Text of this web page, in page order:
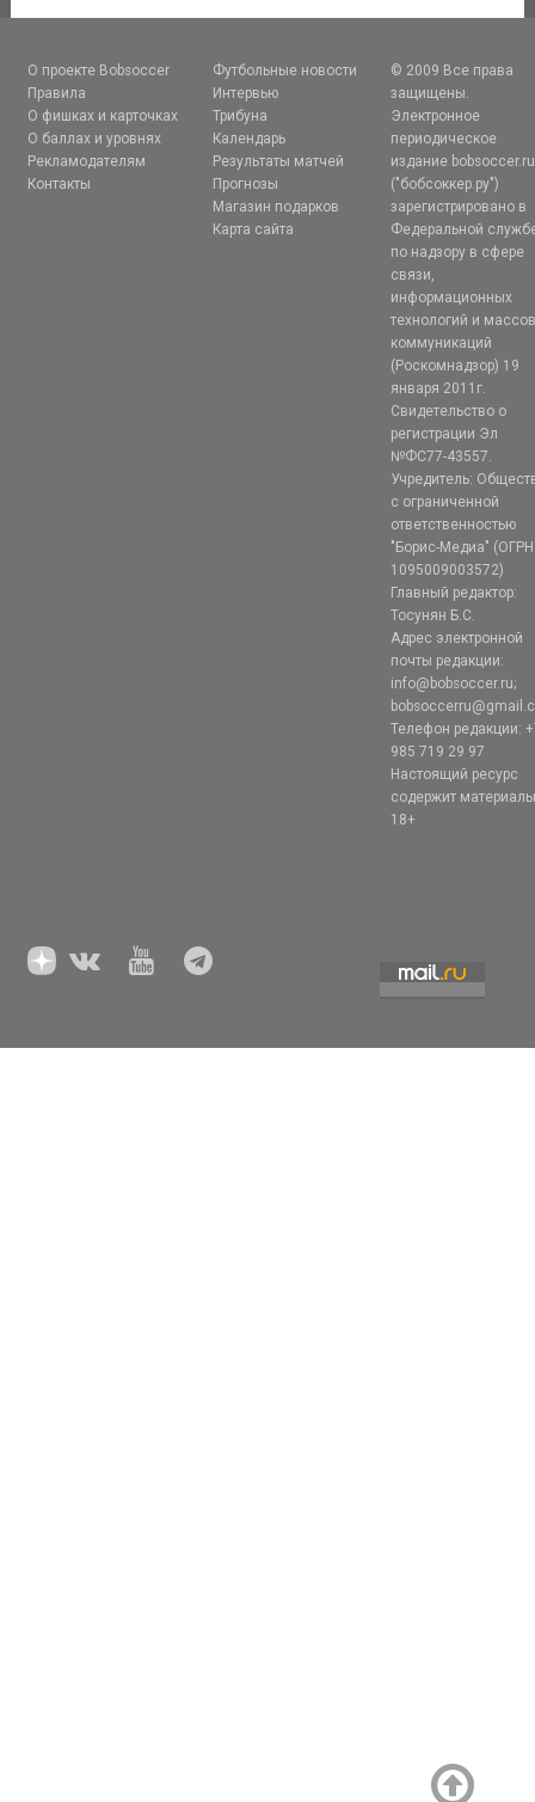
О проекте Bobsoccer
Правила
О фишках и карточках
О баллах и уровнях
Рекламодателям
Контакты
Футбольные новости
Интервью
Трибуна
Календарь
Результаты матчей
Прогнозы
Магазин подарков
Карта сайта
© 2009 Все права
защищены.
Электронное
периодическое
издание bobsoccer.ru
("бобсоккер.ру")
зарегистрировано в
Федеральной
по надзору в сфере
связи,
информационных
технологий и
коммуникаций
(Роскомнадзор) 19
января 2011г.
Свидетельство о
регистрации Эл
№ФС77-43557.
Учредитель:
с ограниченной
ответственностью
"Борис-Медиа" (ОГРН
1095009003572)
Главный редактор:
Тосунян Б.С.
Адрес электронной
почты редакции:
info@bobsoccer.ru;
Телефон редакции:
985 719 29 97
Настоящий ресурс
содержит
18+